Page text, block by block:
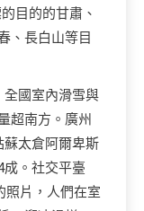
目的的甘肅、
、長白山等目
國室內滑雪與
超南方。廣州
太倉阿爾卑斯
。社交平臺
照片，人們在室